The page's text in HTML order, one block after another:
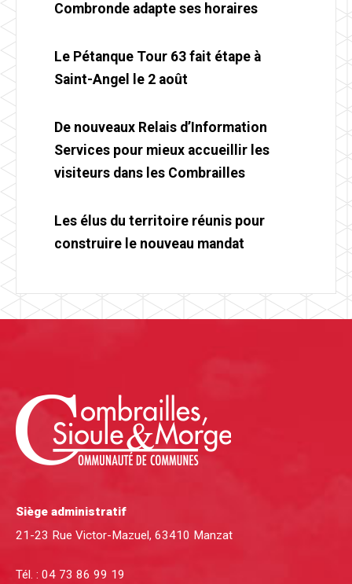
Combronde adapte ses horaires
Le Pétanque Tour 63 fait étape à
Saint-Angel le 2 août
De nouveaux Relais d’Information
Services pour mieux accueillir les
visiteurs dans les Combrailles
Les élus du territoire réunis pour
construire le nouveau mandat
Siège administratif
21-23 Rue Victor-Mazuel, 63410 Manzat
Tél. : 04 73 86 99 19